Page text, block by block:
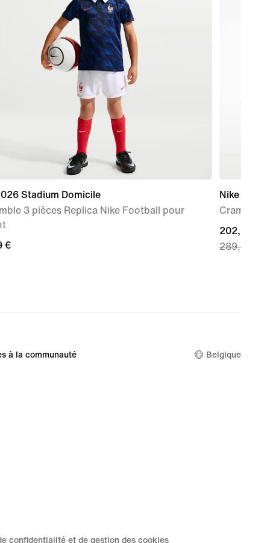
Stadium Domicile
3 pièces Replica Nike Football pour
€
€
Nike
current
price
289,99 €
202,99 €
289,99 €
à la communauté Belgique
confidentialité et de gestion des cookies